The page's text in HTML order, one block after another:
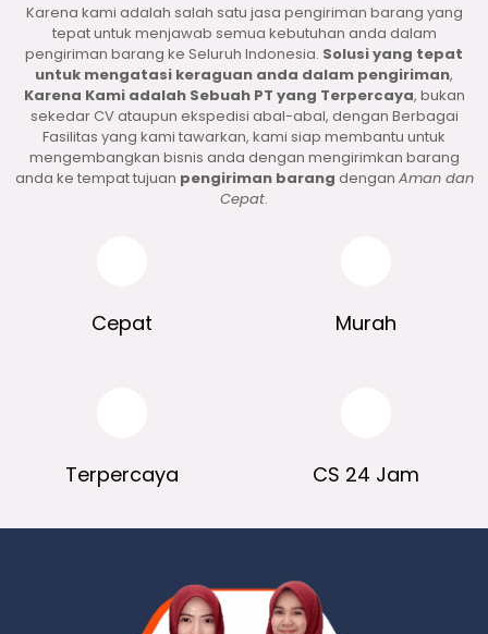
Karena kami adalah salah satu jasa pengiriman barang yang
tepat untuk menjawab semua kebutuhan anda dalam
pengiriman barang ke Seluruh Indonesia. Solusi yang tepat
untuk mengatasi keraguan anda dalam pengiriman,
Karena Kami adalah Sebuah PT yang Terpercaya, bukan
sekedar CV ataupun ekspedisi abal-abal, dengan Berbagai
Fasilitas yang kami tawarkan, kami siap membantu untuk
mengembangkan bisnis anda dengan mengirimkan barang
anda ke tempat tujuan pengiriman barang dengan Aman dan
Cepat.
Cepat Murah
Terpercaya CS 24 Jam